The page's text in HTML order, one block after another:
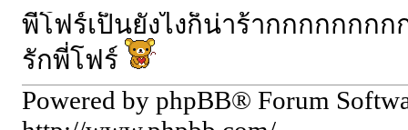
พี่โฟร์เป็นยังไงก็น่าร้ากกกกกกกก
รักพี่โฟร์
Powered by phpBB® Forum